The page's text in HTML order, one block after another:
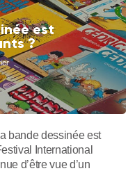
est
?
bande dessinée est
International
d’être vue d’un